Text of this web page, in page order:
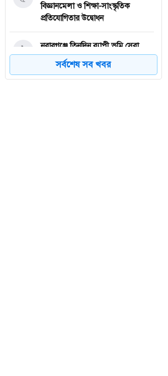
বিজ্ঞানমেলা ও শিক্ষা-সাংস্কৃতিক
প্রতিযোগিতার উদ্বোধন
নবাবগঞ্জে তিনদিন ব্যাপী ভূমি সেবা
মেলার উদ্বোধন
৬
সর্বশেষ সব খবর